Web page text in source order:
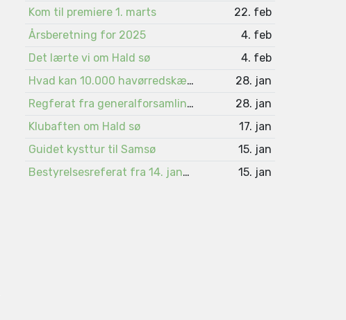
Kom til premiere 1. marts
22. feb
Årsberetning for 2025
4. feb
Det lærte vi om Hald sø
4. feb
Hvad kan 10.000 havørredskæl fortælle ?
28. jan
Regferat fra generalforsamlingen 2026
28. jan
Klubaften om Hald sø
17. jan
Guidet kysttur til Samsø
15. jan
Bestyrelsesreferat fra 14. januar 2026
15. jan